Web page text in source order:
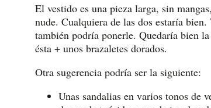
El vestido es una pieza larga, sin
nude. Cualquiera de las dos estaría
también podría ponerle. Quedaría bien
ésta + unos brazaletes dorados.
Otra sugerencia podría ser la siguiente:
Unas sandalias en varios tonos de